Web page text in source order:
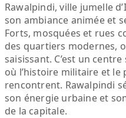
Rawalpindi, ville jumelle
son ambiance animée et
Forts, mosquées et rues
des quartiers modernes,
saisissant. C’est un
où l’histoire militaire et
rencontrent. Rawalpindi
son énergie urbaine et
de la capitale.